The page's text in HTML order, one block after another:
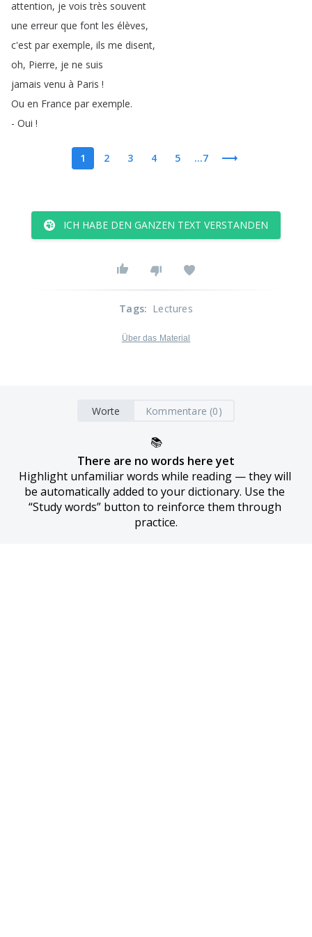
attention, je vois très souvent
une erreur que font les élèves,
c'est par exemple, ils me disent,
oh, Pierre, je ne suis
jamais venu à Paris !
Ou en France par exemple.
- Oui !
1 2 3 4 5 ...7
ICH HABE DEN GANZEN TEXT VERSTANDEN
Tags: Lectures
Über das Material
Worte Kommentare (0)
📚
There are no words here yet
Highlight unfamiliar words while reading — they will
be automatically added to your dictionary. Use the
“Study words” button to reinforce them through
practice.